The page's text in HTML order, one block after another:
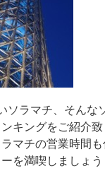
ソラマチ、そんな
キングをご紹介
マチの営業時間も
を満喫しましょう